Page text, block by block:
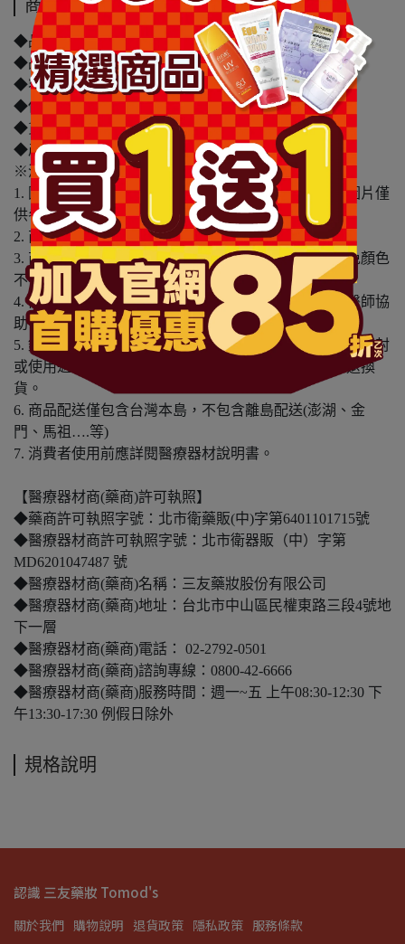
商品介紹
◆品牌名稱：1028
◆品名：1028 狙擊手速乾抗暈眼線膠筆 冷杉棕
◆容量/規格：0.05g
◆保存期限(天)：548天
◆貨源：公司貨
◆產地：中國
※溫馨提醒：
1. 因電腦螢幕設定及個人觀感之差異，本賣場之商品圖片僅
供參考，依實際收到商品為準。
2. 商品包裝會有新舊轉換期，依實際收到商品為準。
3. 商品下訂前，建議實際試色、試用後再行購買，避免顏色
不符或肌膚不適等症狀。
4. 商品使用後若出現不適或非預期反應，請尋求專業醫師協
助。
5. 鑑賞期非試用期，本產品屬於私人消耗性產品，如已拆封
或使用過、無法恢復原狀、商品外盒損壞恕無法辦理退換
貨。
6. 商品配送僅包含台灣本島，不包含離島配送(澎湖、金
門、馬祖….等)
7. 消費者使用前應詳閱醫療器材說明書。
【醫療器材商(藥商)許可執照】
◆藥商許可執照字號：北市衛藥販(中)字第6401101715號
◆醫療器材商許可執照字號：北市衛器販（中）字第
MD6201047487 號
◆醫療器材商(藥商)名稱：三友藥妝股份有限公司
◆醫療器材商(藥商)地址：台北市中山區民權東路三段4號地
下一層
◆醫療器材商(藥商)電話： 02-2792-0501
◆醫療器材商(藥商)諮詢專線：0800-42-6666
◆醫療器材商(藥商)服務時間：週一~五 上午08:30-12:30 下
午13:30-17:30 例假日除外
規格說明
認識 三友藥妝 Tomod's
關於我們 購物說明 退貨政策 隱私政策 服務條款